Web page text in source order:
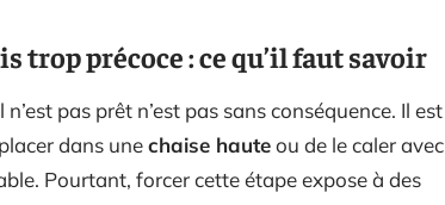
trop précoce : ce qu’il faut savoir
pas prêt n’est pas sans conséquence. Il est
dans unechaise hauteou de le caler avec
Pourtant, forcer cette étape expose à des